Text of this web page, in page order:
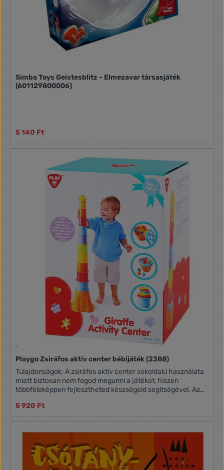
Simba Toys Geistesblitz - Elmezavar társasjáték
(601129800006)
5 140 Ft
Playgo Zsiráfos aktív center bébijáték (2388)
Tulajdonságok: A zsiráfos aktív center sokoldalú használata
miatt biztosan nem fogod megunni a játékot, hiszen
többféleképpen fejlesztheted készségeid segítségével. Az
a szettben található vödröt fejjel lefelé a földre, majd kezd el
a csészéket a legnagyobbtól a legkisebbig sorban egymás
csészét helyezd fel utolsóként és már kész is a kb 81cm
magas tornyod. A játékkal gyakorolhatod a formaillesztést
és a csészék egymásba rakosgatását is ezzel fejlesztve
kézügyességed és mozgáskoordinációd. 10db toronyépítő
5 920 Ft